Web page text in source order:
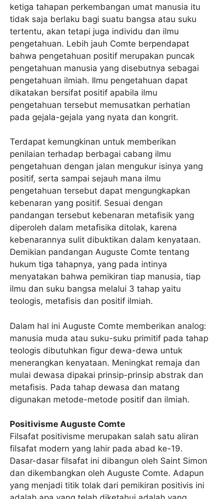
ketiga tahapan perkembangan umat manusia itu
tidak saja berlaku bagi suatu bangsa atau suku
tertentu, akan tetapi juga individu dan ilmu
pengetahuan. Lebih jauh Comte berpendapat
bahwa pengetahuan positif merupakan puncak
pengetahuan manusia yang disebutnya sebagai
pengetahuan ilmiah. Ilmu pengetahuan dapat
dikatakan bersifat positif apabila ilmu
pengetahuan tersebut memusatkan perhatian
pada gejala-gejala yang nyata dan kongrit.
Terdapat kemungkinan untuk memberikan
penilaian terhadap berbagai cabang ilmu
pengetahuan dengan jalan mengukur isinya yang
positif, serta sampai sejauh mana ilmu
pengetahuan tersebut dapat mengungkapkan
kebenaran yang positif. Sesuai dengan
pandangan tersebut kebenaran metafisik yang
diperoleh dalam metafisika ditolak, karena
kebenarannya sulit dibuktikan dalam kenyataan.
Demikian pandangan Auguste Comte tentang
hukum tiga tahapnya, yang pada intinya
menyatakan bahwa pemikiran tiap manusia, tiap
ilmu dan suku bangsa melalui 3 tahap yaitu
teologis, metafisis dan positif ilmiah.
Dalam hal ini Auguste Comte memberikan analog:
manusia muda atau suku-suku primitif pada tahap
teologis dibutuhkan figur dewa-dewa untuk
menerangkan kenyataan. Meningkat remaja dan
mulai dewasa dipakai prinsip-prinsip abstrak dan
metafisis. Pada tahap dewasa dan matang
digunakan metode-metode positif dan ilmiah.
Positivisme Auguste Comte
Filsafat positivisme merupakan salah satu aliran
filsafat modern yang lahir pada abad ke-19.
Dasar-dasar filsafat ini dibangun oleh Saint Simon
dan dikembangkan oleh Auguste Comte. Adapun
yang menjadi titik tolak dari pemikiran positivis ini